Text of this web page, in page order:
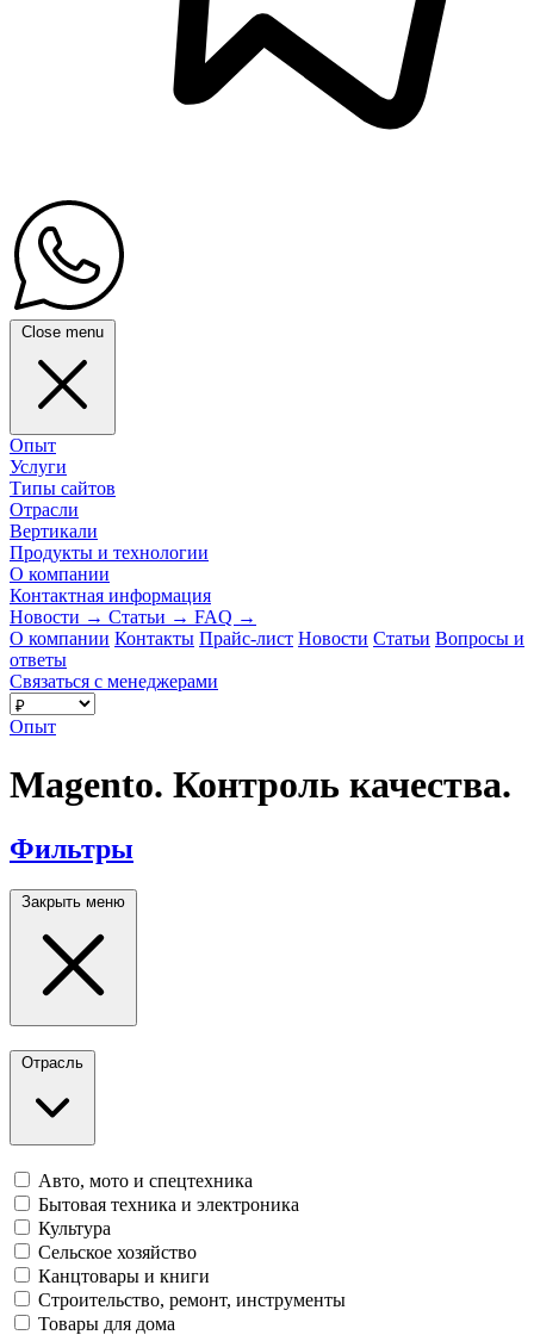
Close menu
Опыт
Услуги
Типы сайтов
Отрасли
Вертикали
Продукты и технологии
О компании
Контактная информация
Новости → Статьи → FAQ →
О компании Контакты Прайс-лист Новости Статьи Вопросы и
ответы
Связаться с менеджерами
Опыт
Magento. Контроль качества.
Фильтры
Закрыть меню
Отрасль
Авто, мото и спецтехника
Бытовая техника и электроника
Культура
Сельское хозяйство
Канцтовары и книги
Строительство, ремонт, инструменты
Товары для дома